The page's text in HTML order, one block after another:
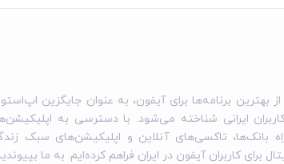
بهترین برنامه‌ها برای آیفون، به عنوان جایگزین
ایرانی شناخته می‌شود. با دسترسی به
بانک‌ها، تاکسی‌های آنلاین و اپلیکیشن‌های سبک
برای کاربران آیفون در ایران فراهم کرده‌ایم. به ما